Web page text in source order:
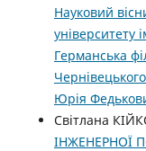
Науковий
університету
Германська
Юрія
Світлана
ІНЖЕНЕРНОЇ